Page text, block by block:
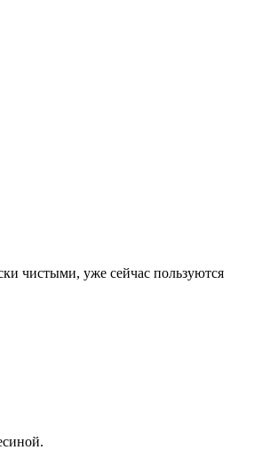
чистыми, уже сейчас пользуются